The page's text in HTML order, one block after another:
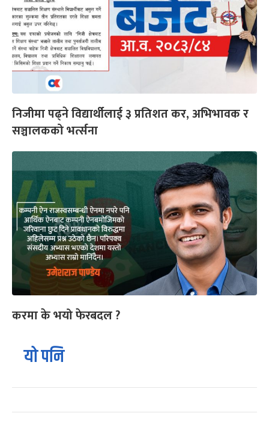
निजीमा पढ्ने विद्यार्थीलाई ३ प्रतिशत कर, अभिभावक र
सञ्चालकको भर्त्सना
करमा के भयो फेरबदल ?
यो पनि